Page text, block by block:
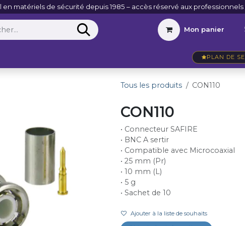
matériels de sécurité depuis 1985 – accès réservé aux
Mon panier
PLAN DE
Tous les produits CON110
CON110
• Connecteur SAFIRE
• BNC A sertir
• Compatible avec Microcoaxial
• 25 mm (Pr)
• 10 mm (L)
• 5 g
• Sachet de 10
Ajouter à la liste de souhaits